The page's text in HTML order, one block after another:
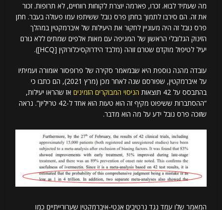
מה שעתיד לבוא. זכרו, פארמה יוצרת לקוחות רווחיים, לא תרופות. זכור
את זה. הם סירבו לתמוך בחתן פרס נובל ששיתפו עמו פעולה בעבר. חתן
פרס נובל זה היה מעוניין לחקור את היעילות של איברמקטין במהלך
הזינוק הגלובלי הראשון של המגיפה עם מאות אלפים שמתים ללא גורם
יעיל לטיפול מוקדם שטרם זוהה (מלבד הידרוקסיכלורוקין [HCQ]).
עובדה מהנה נוספת היא שבמאמר סקירה של פרופסור אומורה ועמיתיו
על איברמקטין, שפורסם שנה לאחר מכן (מרץ 2021), הם כתבו כי
בהתבסס על 42 תוצאות
הניסוי המבוקרים הזמינים אז שהראו יעילות,
“ההסתברות ששיפוט מקיף זה הוא טעות הוא אחד ל-42 טריליון”. נראה
שזוכה פרס נובל ידע על מה הוא מדבר.
המאמר שלו עמד נגד נרטיבים אנטי-איברמקטין שערורייתיים כמו